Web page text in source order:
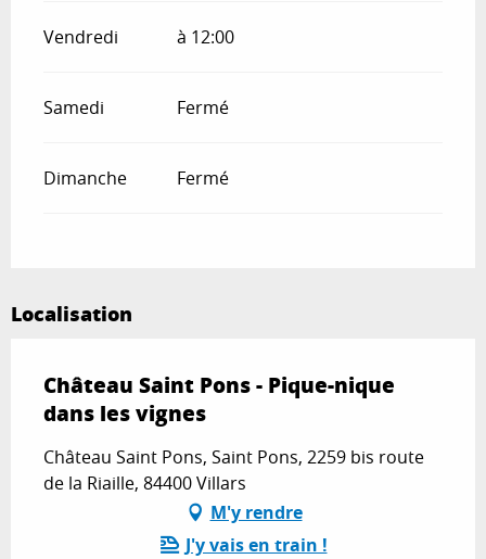
Vendredi à 12:00
Samedi Fermé
Dimanche Fermé
Localisation
Château Saint Pons - Pique-nique
dans les vignes
Château Saint Pons, Saint Pons, 2259 bis route
de la Riaille, 84400 Villars
M'y rendre
J'y vais en train !